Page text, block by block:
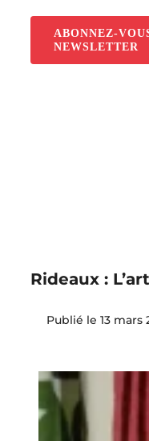
ABONNEZ-
NEWSLETTER
Rideaux :
13 mars